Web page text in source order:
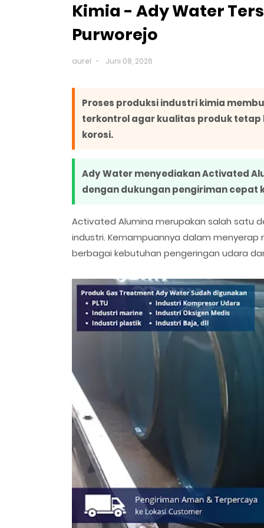
Kimia - Ady Water
Purworejo
aurel Juni 08, 2026
Proses produksi industri kimia
terkontrol agar kualitas produk
korosi.
Ady Water menyediakan Activated
dengan dukungan pengiriman cepat
Activated Alumina merupakan salah satu
industri. Kemampuannya dalam
berbagai kebutuhan pengeringan udara